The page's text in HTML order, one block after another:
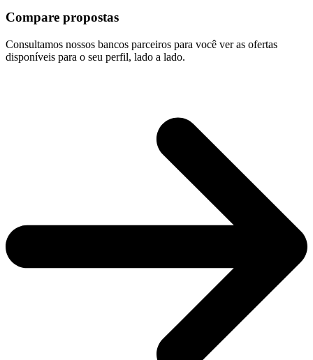
Compare propostas
Consultamos nossos bancos parceiros para você ver as ofertas
disponíveis para o seu perfil, lado a lado.